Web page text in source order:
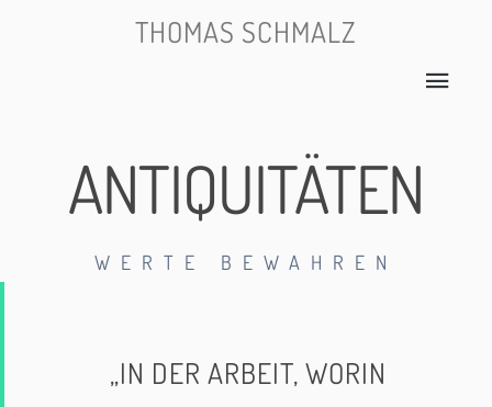
THOMAS SCHMALZ
ANTIQUITÄTEN
WERTE BEWAHREN
„IN DER ARBEIT, WORIN